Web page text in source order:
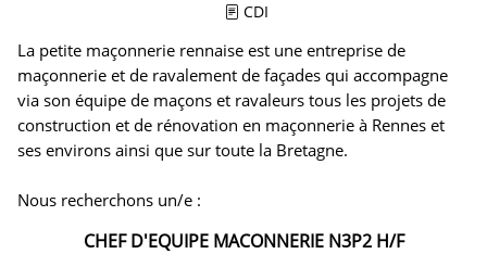
CDI
La petite maçonnerie rennaise est une entreprise de
maçonnerie et de ravalement de façades qui accompagne
via son équipe de maçons et ravaleurs tous les projets de
construction et de rénovation en maçonnerie à Rennes et
ses environs ainsi que sur toute la Bretagne.
Nous recherchons un/e :
CHEF D'EQUIPE MACONNERIE N3P2 H/F